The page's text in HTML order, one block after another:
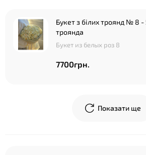
Букет з білих троянд № 8 -
троянда
Букет из белых роз 8
7700грн.
Показати ще